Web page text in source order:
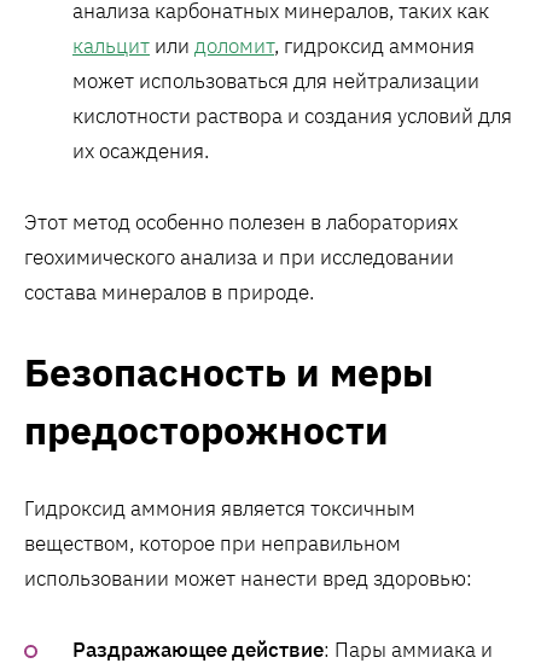
анализа карбонатных минералов, таких как
кальцит или доломит, гидроксид аммония
может использоваться для нейтрализации
кислотности раствора и создания условий для
их осаждения.
Этот метод особенно полезен в лабораториях
геохимического анализа и при исследовании
состава минералов в природе.
Безопасность и меры
предосторожности
Гидроксид аммония является токсичным
веществом, которое при неправильном
использовании может нанести вред здоровью:
Раздражающее действие: Пары аммиака и